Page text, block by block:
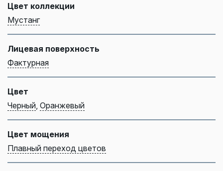
Цвет коллекции
Мустанг
Лицевая поверхность
Фактурная
Цвет
Черный Оранжевый
Цвет мощения
Плавный переход цветов